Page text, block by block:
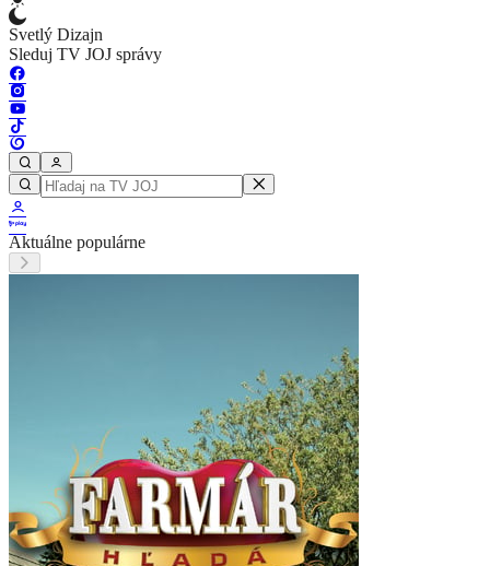
Svetlý Dizajn
Sleduj TV JOJ správy
Aktuálne populárne